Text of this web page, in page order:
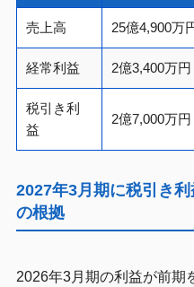
売上高 25億4,900万
経常利益 2億3,400万円
税引き利
益
2億7,000万円
2027年3月期に税引き
の根拠
2026年3月期の利益が前期